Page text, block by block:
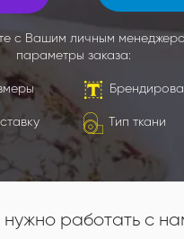
с Вашим личным
параметры заказа:
Тип ткани
нужно работать с